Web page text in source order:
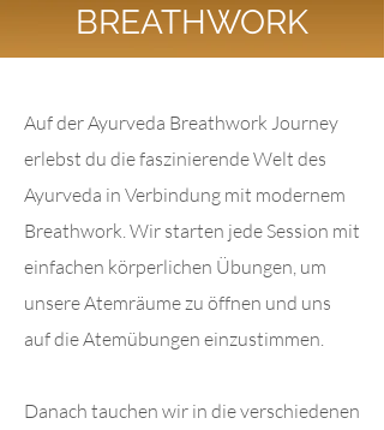
BREATHWORK
Auf der Ayurveda Breathwork Journey
erlebst du die faszinierende Welt des
Ayurveda in Verbindung mit modernem
Breathwork. Wir starten jede Session mit
einfachen körperlichen Übungen, um
unsere Atemräume zu öffnen und uns
auf die Atemübungen einzustimmen.
Danach tauchen wir in die verschiedenen